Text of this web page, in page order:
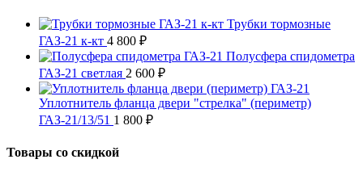
Трубки тормозные
ГАЗ-21 к-кт 4 800 ₽
Полусфера спидометра
ГАЗ-21 светлая 2 600 ₽
Уплотнитель фланца двери "стрелка" (периметр)
ГАЗ-21/13/51 1 800 ₽
Товары со скидкой